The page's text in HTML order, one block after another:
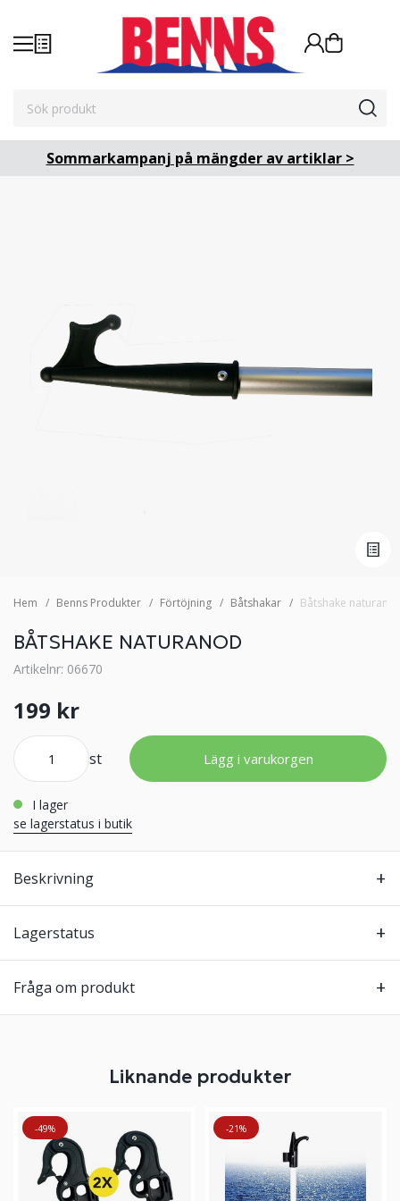
Sommarkampanj på mängder av artiklar >
Hem Benns Produkter Förtöjning Båtshakar Båtshake
BÅTSHAKE NATURANOD
Artikelnr: 06670
199 kr
st Lägg i varukorgen
i lager
se lagerstatus i butik
Beskrivning
Lagerstatus
Fråga om produkt
Liknande produkter
-49% -21%